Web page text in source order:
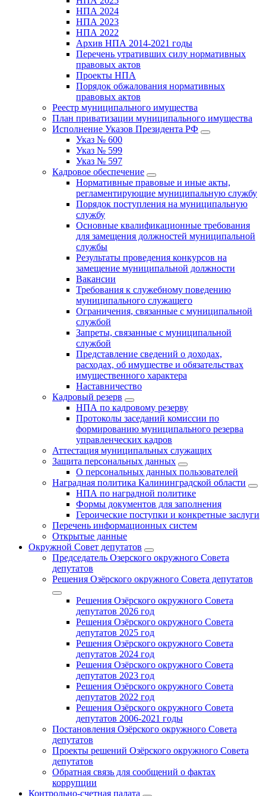
НПА 2024
НПА 2023
НПА 2022
Архив НПА 2014-2021 годы
Перечень утративших силу нормативных
правовых актов
Проекты НПА
Порядок обжалования нормативных
правовых актов
Реестр муниципального имущества
План приватизации муниципального имущества
Исполнение Указов Президента РФ
Указ № 600
Указ № 599
Указ № 597
Кадровое обеспечение
Нормативные правовые и иные акты,
регламентирующие муниципальную службу
Порядок поступления на муниципальную
службу
Основные квалификационные требования
для замещения должностей муниципальной
службы
Результаты проведения конкурсов на
замещение муниципальной должности
Вакансии
Требования к служебному поведению
муниципального служащего
Ограничения, связанные с муниципальной
службой
Запреты, связанные с муниципальной
службой
Представление сведений о доходах,
расходах, об имуществе и обязательствах
имущественного характера
Наставничество
Кадровый резерв
НПА по кадровому резерву
Протоколы заседаний комиссии по
формированию муниципального резерва
управленческих кадров
Аттестация муниципальных служащих
Защита персональных данных
О персональных данных пользователей
Наградная политика Калининградской области
НПА по наградной политике
Формы документов для заполнения
Героические поступки и конкретные заслуги
Перечень информационных систем
Открытые данные
Окружной Совет депутатов
Председатель Озерского окружного Совета
депутатов
Решения Озёрского окружного Совета депутатов
Решения Озёрского окружного Совета
депутатов 2026 год
Решения Озёрского окружного Совета
депутатов 2025 год
Решения Озёрского окружного Совета
депутатов 2024 год
Решения Озёрского окружного Совета
депутатов 2023 год
Решения Озёрского окружного Совета
депутатов 2022 год
Решения Озёрского окружного Совета
депутатов 2006-2021 годы
Постановления Озёрского окружного Совета
депутатов
Проекты решений Озёрского окружного Совета
депутатов
Обратная связь для сообщений о фактах
коррупции
Контрольно-счетная палата